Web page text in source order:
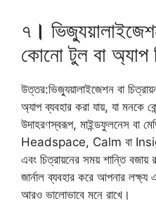
৭ ।
কোনো টুল বা অ্যাপ
উত্তর:ভিজ্যুয়ালাইজেশন বা
অ্যাপ ব্যবহার করা যায়, যা মনকে
উদাহরণস্বরূপ, মাইন্ডফুলনেস বা
Headspace, Calm বা
এবং চিত্রায়নের সময় শান্তি বজায়
জার্নাল ব্যবহার করে আপনার লক্ষ্য
আরও ভালোভাবে মনে রাখে।